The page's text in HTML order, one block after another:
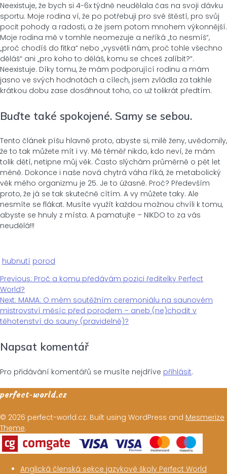
Neexistuje, že bych si 4-6x týdně neudělala čas na svoji dávku
sportu. Moje rodina ví, že po potřebuji pro své štěstí, pro svůj
pocit pohody a radosti, a že jsem potom mnohem výkonnější.
Moje rodina mě v tomhle neomezuje a neříká „to nesmíš“,
„proč chodíš do fitka“ nebo „vysvětli nám, proč tohle všechno
děláš“ ani „pro koho to děláš, komu se chceš zalíbit?“.
Neexistuje. Díky tomu, že mám podporující rodinu a mám
jasno ve svých hodnotách a cílech, jsem zvládla za takhle
krátkou dobu zase dosáhnout toho, co už tolikrát předtím.
Buďte také spokojené. Samy se sebou.
Tento článek píšu hlavně proto, abyste si, milé ženy, uvědomily,
že to tak můžete mít i vy. Mě téměř nikdo, kdo neví, že mám
tolik dětí, netipne můj věk. Často slýchám průměrně o pět let
méně. Dokonce i naše nová chytrá váha říká, že metabolický
věk mého organizmu je 25. Je to úžasné. Proč? Především
proto, že já se tak skutečně cítím. A vy můžete taky. Ale
nesmíte se flákat. Musíte využít každou možnou chvíli k tomu,
abyste se hnuly z místa. A pamatujte – NIKDO to za vás
neudělá!!!
hubnutí porod
Navigace
pro
příspěvek
Previous: Previous
Proč a komu předávám pozici ředitelky Perfect
World?
Next: Next
post:
MAMA: O mém soutěžním ceremoniálu na saunovém
mistrovství měsíc před porodem – aneb (ne)chodit v
těhotenství do sauny (pravidelně)?
Napsat komentář
Pro přidávání komentářů se musíte nejdříve přihlásit.
perfect-world.cz
© 2026 perfect-world.cz. Built using WordPress and Mesmerize
Theme.
Anglická členská sekce jazykové školy Perfect World